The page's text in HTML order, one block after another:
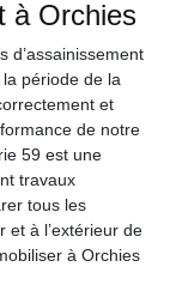
à Orchies
d’assainissement
période de la
et
de notre
59 est une
travaux
tous les
et à l’extérieur de
à Orchies